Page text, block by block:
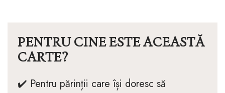
PENTRU CINE ESTE ACEASTĂ
CARTE?
✔️ Pentru părinții care își doresc să